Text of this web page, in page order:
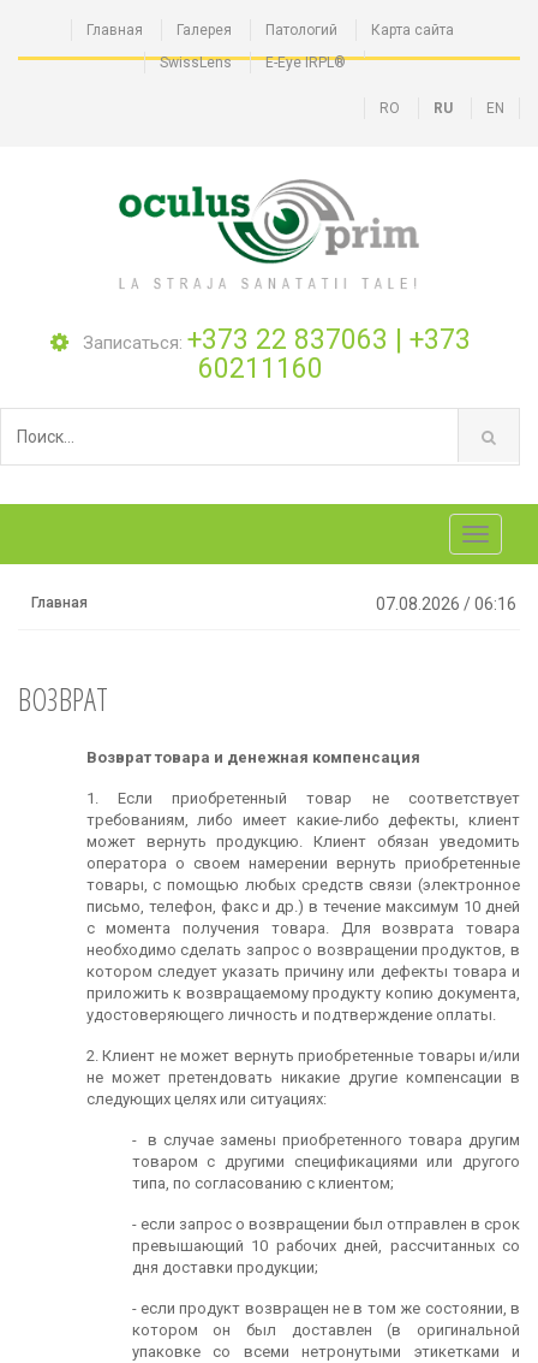
Главная Галерея Патологий
Карта сайта
SwissLens
E-Eye IRPL®
RO RU EN
Записаться: +373 22 837063 | +373
60211160
Toggle
Главная 07.08.2026 /06:16
BОЗВРАТ
Возврат товара и денежная компенсация
1. Если приобретенный товар не соответствует
требованиям, либо имеет какие-либо дефекты, клиент
может вернуть продукцию. Клиент обязан уведомить
оператора о своем намерении вернуть приобретенные
товары, с помощью любых средств связи (электронное
письмо, телефон, факс и др.) в течение максимум 10 дней
с момента получения товара. Для возврата товара
необходимо сделать запрос о возвращении продуктов, в
котором следует указать причину или дефекты товара и
приложить к возвращаемому продукту копию документа,
удостоверяющего личность и подтверждение оплаты.
2. Клиент не может вернуть приобретенные товары и/или
не может претендовать никакие другие компенсации в
следующих целях или ситуациях:
- в случае замены приобретенного товара другим
товаром с другими спецификациями или другого
типа, по согласованию с клиентом;
- если запрос о возвращении был отправлен в срок
превышающий 10 рабочих дней, рассчитанных со
дня доставки продукции;
- если продукт возвращен не в том же состоянии, в
котором он был доставлен (в оригинальной
упаковке со всеми нетронутыми этикетками и